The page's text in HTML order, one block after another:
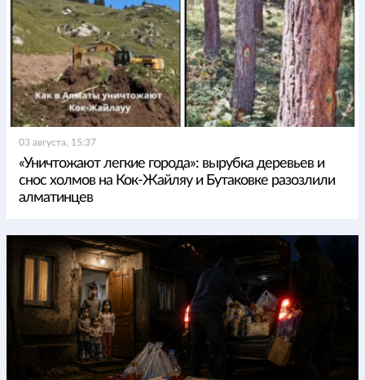
03 августа, 15:37
«Уничтожают легкие города»: вырубка деревьев и
снос холмов на Кок-Жайляу и Бутаковке разозлили
алматинцев